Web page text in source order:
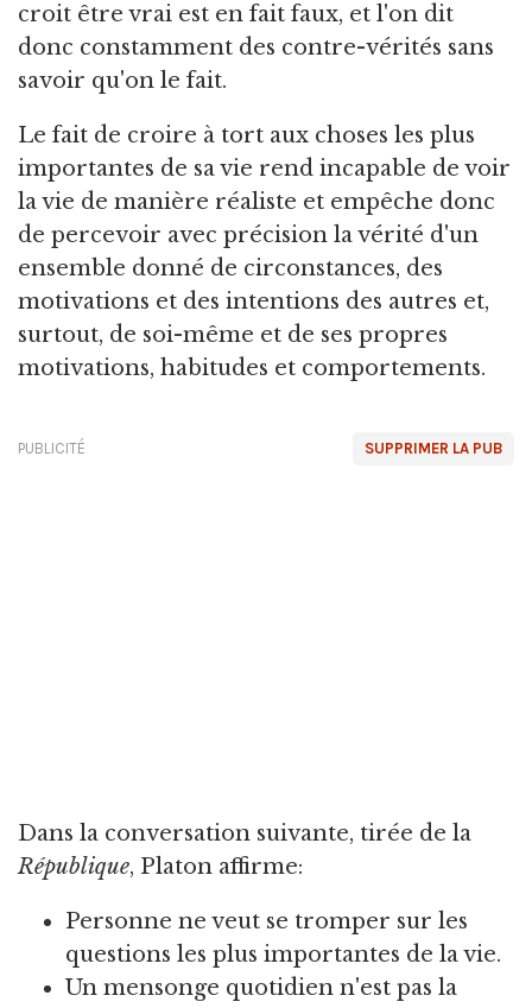
croit être vrai est en fait faux, et l'on dit
donc constamment des contre-vérités sans
savoir qu'on le fait.
Le fait de croire à tort aux choses les plus
importantes de sa vie rend incapable de voir
la vie de manière réaliste et empêche donc
de percevoir avec précision la vérité d'un
ensemble donné de circonstances, des
motivations et des intentions des autres et,
surtout, de soi-même et de ses propres
motivations, habitudes et comportements.
SUPPRIMER LA PUB
PUBLICITÉ
Dans la conversation suivante, tirée de la
République, Platon affirme:
Personne ne veut se tromper sur les
questions les plus importantes de la vie.
Un mensonge quotidien n'est pas la